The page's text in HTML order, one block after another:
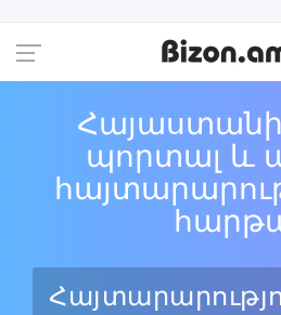
Հայաստանի
պորտալ և